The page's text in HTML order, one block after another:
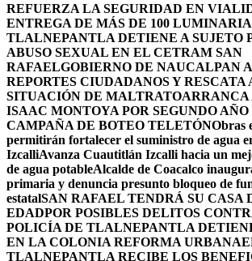
REFUERZA LA SEGURIDAD EN
ENTREGA DE MÁS DE 100
TLALNEPANTLA DETIENE A SUJETO
ABUSO SEXUAL EN EL CETRAM SAN
RAFAELGOBIERNO DE NAUCALPAN
REPORTES CIUDADANOS Y RESCATA
SITUACIÓN DE MALTRATO
ISAAC MONTOYA POR SEGUNDO
CAMPAÑA DE BOTEO TELETÓNObras
permitirán fortalecer el suministro de agua
IzcalliAvanza Cuautitlán Izcalli hacia un
de agua potableAlcalde de Coacalco
primaria y denuncia presunto bloqueo de
estatalSAN RAFAEL TENDRÁ SU CASA
EDADPOR POSIBLES DELITOS
POLICÍA DE TLALNEPANTLA
EN LA COLONIA REFORMA URBANA
TLALNEPANTLA RECIBE LOS